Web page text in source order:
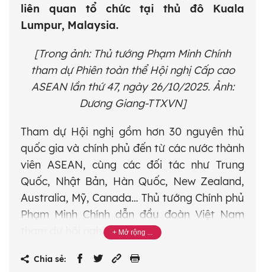
liên quan tổ chức tại thủ đô Kuala
Lumpur, Malaysia.
[Trong ảnh: Thủ tướng Phạm Minh Chính
tham dự Phiên toàn thể Hội nghị Cấp cao
ASEAN lần thứ 47, ngày 26/10/2025. Ảnh:
Dương Giang-TTXVN]
Tham dự Hội nghị gồm hơn 30 nguyên thủ
quốc gia và chính phủ đến từ các nước thành
viên ASEAN, cùng các đối tác như Trung
Quốc, Nhật Bản, Hàn Quốc, New Zealand,
Australia, Mỹ, Canada… Thủ tướng Chính phủ
Phạm Minh Chính dẫn đầu đoàn Việt Nam
tham dự hội nghị.
Tại sự kiện kéo dài 3 ngày này, các nhà lãnh
Chia sẻ: